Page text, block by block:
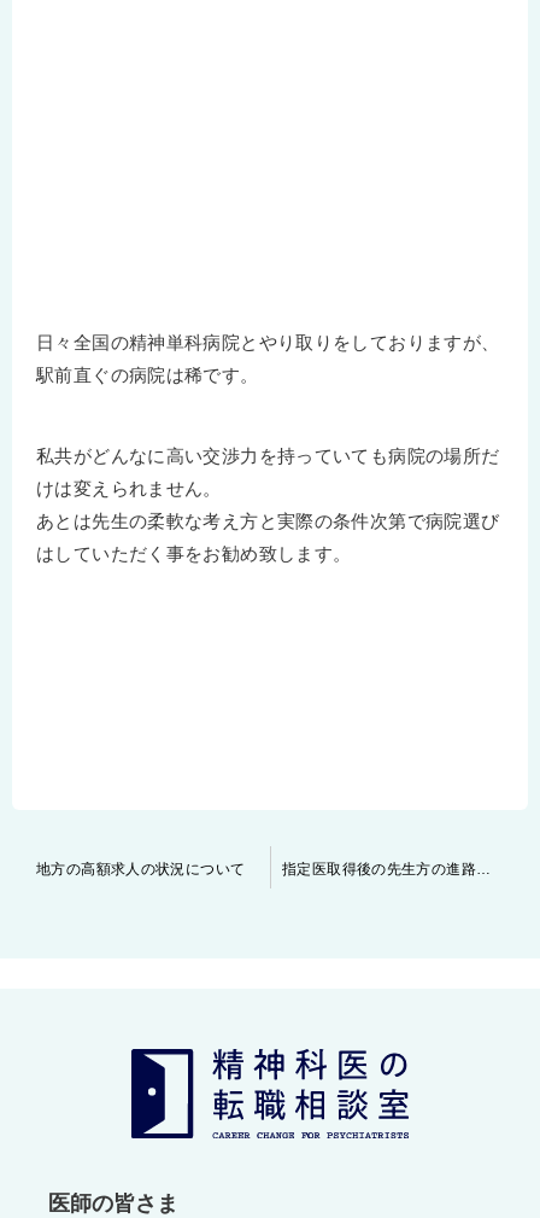
日々全国の精神単科病院とやり取りをしておりますが、
駅前直ぐの病院は稀です。
私共がどんなに高い交渉力を持っていても病院の場所だ
けは変えられません。
あとは先生の柔軟な考え方と実際の条件次第で病院選び
はしていただく事をお勧め致します。
地方の高額求人の状況について 指定医取得後の先生方の進路（ご希望）について
医師の皆さま